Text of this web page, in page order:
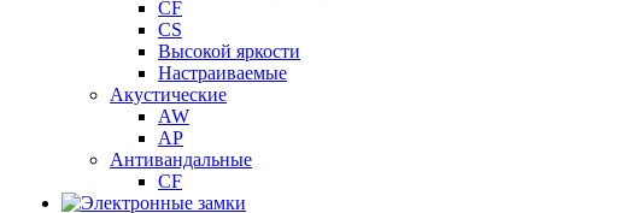
CF
CS
Высокой яркости
Настраиваемые
Акустические
AW
AP
Антивандальные
CF